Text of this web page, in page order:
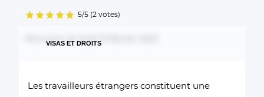
VISAS ET DROITS
Mis à jour le lundi 13 février 2023
5/5 (2 votes)
Les travailleurs étrangers constituent une